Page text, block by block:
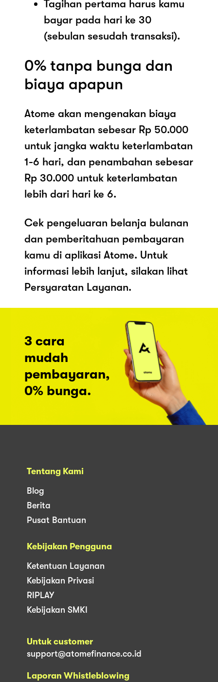
Tagihan pertama harus kamu
bayar pada hari ke 30
(sebulan sesudah transaksi).
0% tanpa bunga dan
biaya apapun
Atome akan mengenakan biaya
keterlambatan sebesar Rp 50.000
untuk jangka waktu keterlambatan
1-6 hari, dan penambahan sebesar
Rp 30.000 untuk keterlambatan
lebih dari hari ke 6.
Cek pengeluaran belanja bulanan
dan pemberitahuan pembayaran
kamu di aplikasi Atome. Untuk
informasi lebih lanjut, silakan lihat
Persyaratan Layanan.
3 cara
mudah
pembayaran,
0% bunga.
Tentang Kami
Blog
Berita
Pusat Bantuan
Kebijakan Pengguna
Ketentuan Layanan
Kebijakan Privasi
RIPLAY
Kebijakan SMKI
Untuk customer
support@atomefinance.co.id
Laporan Whistleblowing